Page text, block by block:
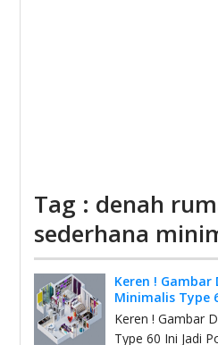
Tag : denah
sederhana
Keren ! Gambar
Minimalis Type
Keren ! Gambar
Type 60 Ini Jadi